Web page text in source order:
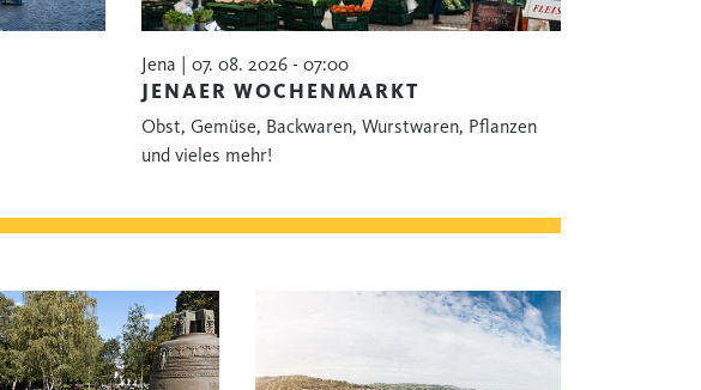
Jena | 07. 08. 2026 - 07:00
JENAER WOCHENMARKT
Obst, Gemüse, Backwaren, Wurstwaren, Pflanzen
und vieles mehr!